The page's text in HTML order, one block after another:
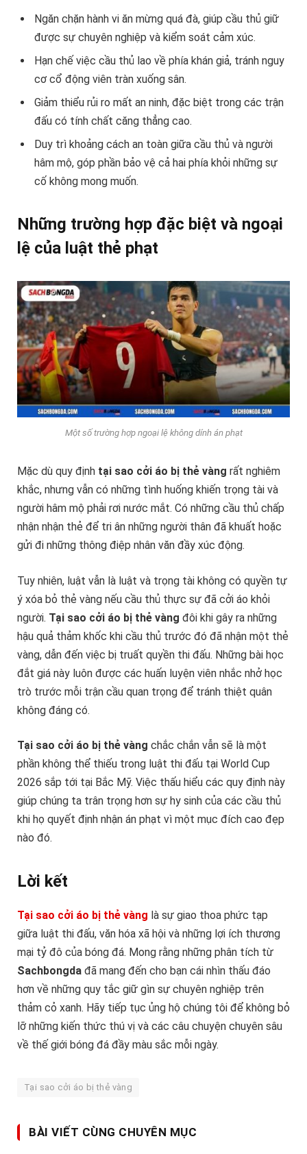
Ngăn chặn hành vi ăn mừng quá đà, giúp cầu thủ giữ
được sự chuyên nghiệp và kiểm soát cảm xúc.
Hạn chế việc cầu thủ lao về phía khán giả, tránh nguy
cơ cổ động viên tràn xuống sân.
Giảm thiểu rủi ro mất an ninh, đặc biệt trong các trận
đấu có tính chất căng thẳng cao.
Duy trì khoảng cách an toàn giữa cầu thủ và người
hâm mộ, góp phần bảo vệ cả hai phía khỏi những sự
cố không mong muốn.
Những trường hợp đặc biệt và ngoại
lệ của luật thẻ phạt
Một số trường hợp ngoại lệ không dính án phạt
Mặc dù quy định tại sao cởi áo bị thẻ vàng rất nghiêm
khắc, nhưng vẫn có những tình huống khiến trọng tài và
người hâm mộ phải rơi nước mắt. Có những cầu thủ chấp
nhận nhận thẻ để tri ân những người thân đã khuất hoặc
gửi đi những thông điệp nhân văn đầy xúc động.
Tuy nhiên, luật vẫn là luật và trọng tài không có quyền tự
ý xóa bỏ thẻ vàng nếu cầu thủ thực sự đã cởi áo khỏi
người. Tại sao cởi áo bị thẻ vàng đôi khi gây ra những
hậu quả thảm khốc khi cầu thủ trước đó đã nhận một thẻ
vàng, dẫn đến việc bị truất quyền thi đấu. Những bài học
đắt giá này luôn được các huấn luyện viên nhắc nhở học
trò trước mỗi trận cầu quan trọng để tránh thiệt quân
không đáng có.
Tại sao cởi áo bị thẻ vàng chắc chắn vẫn sẽ là một
phần không thể thiếu trong luật thi đấu tại World Cup
2026 sắp tới tại Bắc Mỹ. Việc thấu hiểu các quy định này
giúp chúng ta trân trọng hơn sự hy sinh của các cầu thủ
khi họ quyết định nhận án phạt vì một mục đích cao đẹp
nào đó.
Lời kết
Tại sao cởi áo bị thẻ vàng là sự giao thoa phức tạp
giữa luật thi đấu, văn hóa xã hội và những lợi ích thương
mại tỷ đô của bóng đá. Mong rằng những phân tích từ
Sachbongda đã mang đến cho bạn cái nhìn thấu đáo
hơn về những quy tắc giữ gìn sự chuyên nghiệp trên
thảm cỏ xanh. Hãy tiếp tục ủng hộ chúng tôi để không bỏ
lỡ những kiến thức thú vị và các câu chuyện chuyên sâu
về thế giới bóng đá đầy màu sắc mỗi ngày.
Tại sao cởi áo bị thẻ vàng
BÀI VIẾT CÙNG CHUYÊN MỤC